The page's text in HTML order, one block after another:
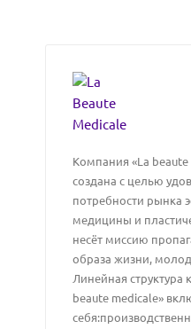
Компания «La beaute
создана с целью
потребности рынка
медицины и
несёт миссию
образа жизни,
Линейная структура
beaute medicale»